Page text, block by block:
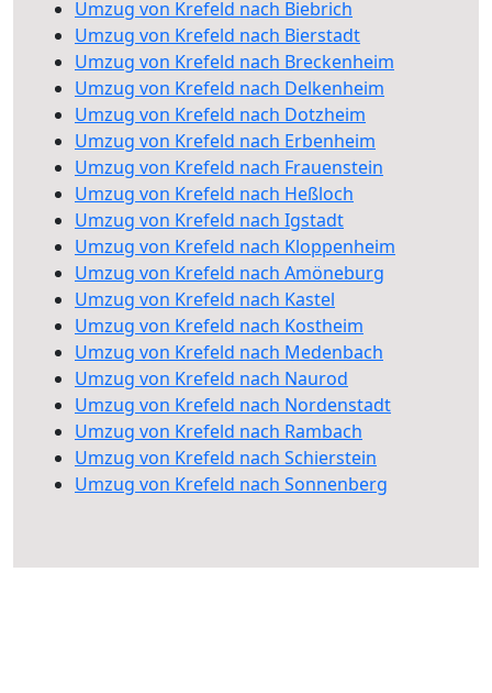
Umzug von Krefeld nach Biebrich
Umzug von Krefeld nach Bierstadt
Umzug von Krefeld nach Breckenheim
Umzug von Krefeld nach Delkenheim
Umzug von Krefeld nach Dotzheim
Umzug von Krefeld nach Erbenheim
Umzug von Krefeld nach Frauenstein
Umzug von Krefeld nach Heßloch
Umzug von Krefeld nach Igstadt
Umzug von Krefeld nach Kloppenheim
Umzug von Krefeld nach Amöneburg
Umzug von Krefeld nach Kastel
Umzug von Krefeld nach Kostheim
Umzug von Krefeld nach Medenbach
Umzug von Krefeld nach Naurod
Umzug von Krefeld nach Nordenstadt
Umzug von Krefeld nach Rambach
Umzug von Krefeld nach Schierstein
Umzug von Krefeld nach Sonnenberg